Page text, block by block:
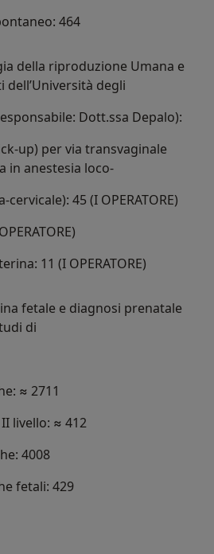
464
della riproduzione Umana e
degli
Dott.ssa Depalo):
up) per via transvaginale
in anestesia loco-
45 (I OPERATORE)
11 (I OPERATORE)
fetale e diagnosi prenatale
di
≈ 2711
livello: ≈ 412
4008
fetali: 429